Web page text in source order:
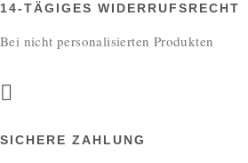
14-TÄGIGES WIDERRUFSRECHT
Bei nicht personalisierten Produkten
SICHERE ZAHLUNG